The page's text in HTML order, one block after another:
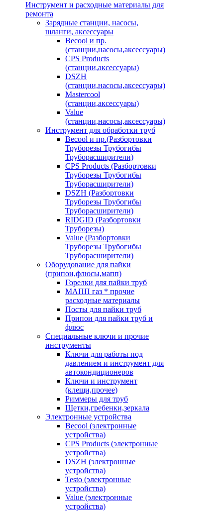
Инструмент и расходные материалы для
ремонта
Зарядные станции, насосы,
шланги, аксессуары
Becool и пр.
(станции,насосы,аксессуары)
CPS Products
(станции,аксессуары)
DSZH
(станции,насосы,аксессуары)
Mastercool
(станции,аксессуары)
Value
(станции,насосы,аксессуары)
Инструмент для обработки труб
Becool и пр.(Разбортовки
Труборезы Трубогибы
Труборасширители)
CPS Products (Разбортовки
Труборезы Трубогибы
Труборасширители)
DSZH (Разбортовки
Труборезы Трубогибы
Труборасширители)
RIDGID (Разбортовки
Труборезы)
Value (Разбортовки
Труборезы Трубогибы
Труборасширители)
Оборудование для пайки
(припои,флюсы,мапп)
Горелки для пайки труб
МАПП газ * прочие
расходные материалы
Посты для пайки труб
Припои для пайки труб и
флюс
Специальные ключи и прочие
инструменты
Ключи для работы под
давлением и инструмент для
автокондиционеров
Ключи и инструмент
(клещи,прочее)
Риммеры для труб
Щетки,гребенки,зеркала
Электронные устройства
Becool (электронные
устройства)
CPS Products (электронные
устройства)
DSZH (электронные
устройства)
Testo (электронные
устройства)
Value (электронные
устройства)